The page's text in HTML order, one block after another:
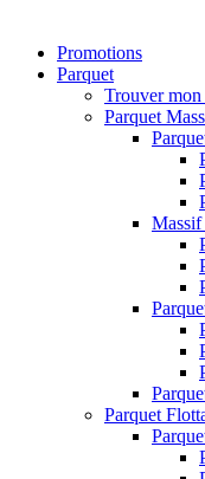
Promotions
Parquet
Trouver mon
Parquet
Parquet